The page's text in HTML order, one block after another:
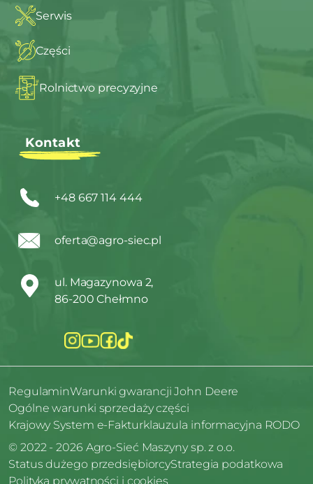
Serwis
Części
Rolnictwo precyzyjne
Kontakt
+48 667 114 444
oferta@agro-siec.pl
ul. Magazynowa 2,
86-200 Chełmno
RegulaminWarunki gwarancji John Deere
Ogólne warunki sprzedaży części
Krajowy System e-Fakturklauzula informacyjna RODO
© 2022 - 2026 Agro-Sieć Maszyny sp. z o.o.
Status dużego przedsiębiorcyStrategia podatkowa
Polityka prywatności i cookies